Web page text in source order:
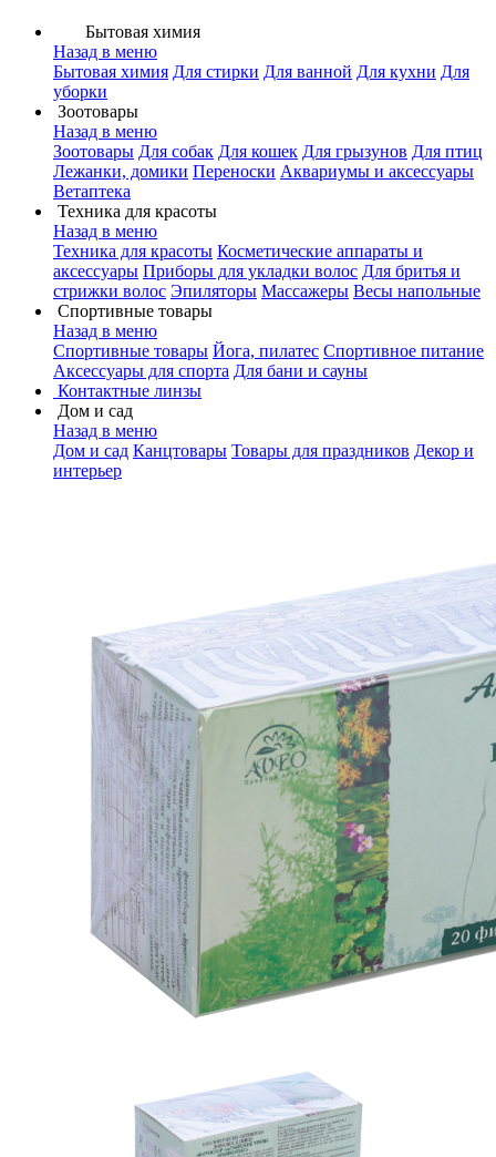
Бытовая химия
Назад в меню
Бытовая химия Для стирки Для ванной Для кухни Для
уборки
Зоотовары
Назад в меню
Зоотовары Для собак Для кошек Для грызунов Для птиц
Лежанки, домики Переноски Аквариумы и аксессуары
Ветаптека
Техника для красоты
Назад в меню
Техника для красоты Косметические аппараты и
аксессуары Приборы для укладки волос Для бритья и
стрижки волос Эпиляторы Массажеры Весы напольные
Спортивные товары
Назад в меню
Спортивные товары Йога, пилатес Спортивное питание
Аксессуары для спорта Для бани и сауны
Контактные линзы
Дом и сад
Назад в меню
Дом и сад Канцтовары Товары для праздников Декор и
интерьер